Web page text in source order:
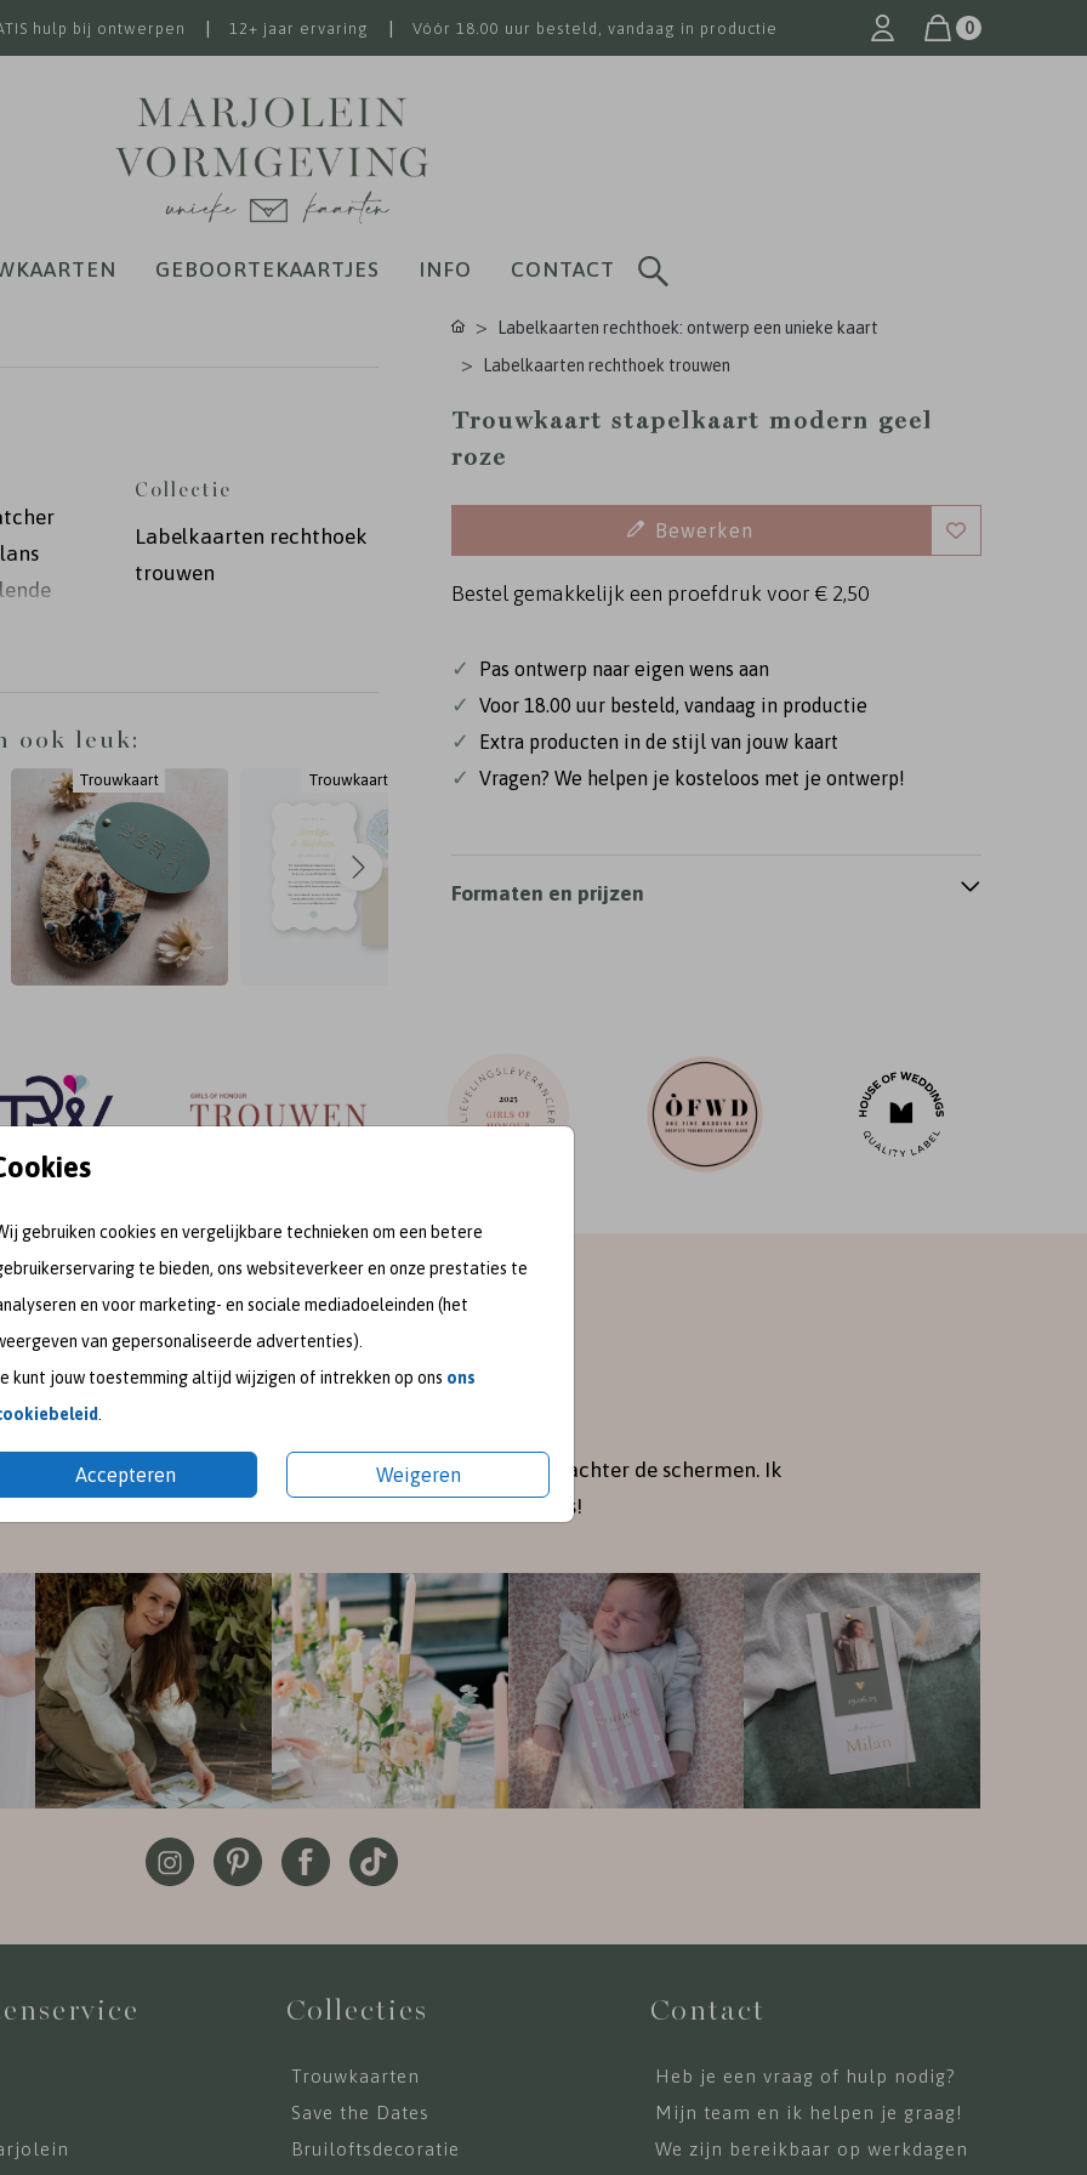
hulp bij ontwerpen 12+ jaar ervaring Vóór 18.00 uur besteld, vandaag in productie 0
GEBOORTEKAARTJES INFO CONTACT
gebruiken cookies en vergelijkbare technieken om een betere
te bieden, ons websiteverkeer en onze prestaties te
en voor marketing- en sociale mediadoeleinden (het
van gepersonaliseerde advertenties).
kunt jouw toestemming altijd wijzigen of intrekken op ons ons
Accepteren Weigeren
Collectie
Labelkaarten rechthoek
trouwen
ook leuk:
Trouwkaart Trouwkaart Trouwkaart Trouwkaart
Labelkaarten rechthoek: ontwerp een unieke kaart
Labelkaarten rechthoek trouwen
Trouwkaart stapelkaart modern geel
roze
Bewerken
Bestel gemakkelijk een proefdruk voor € 2,50
✓ Pas ontwerp naar eigen wens aan
✓ Voor 18.00 uur besteld, vandaag in productie
✓ Extra producten in de stijl van jouw kaart
✓ Vragen? We helpen je kosteloos met je ontwerp!
Formaten en prijzen
meet me on
SOCIAL MEDIA
Pinterestvoor de nieuwste ontwerpen en een kijkje achter de schermen. Ik
je graag met mooie trouwkaarten en geboortekaartjes!
Collecties
Trouwkaarten
Save the Dates
Bruiloftsdecoratie
Contact
Heb je een vraag of hulp nodig?
Mijn team en ik helpen je graag!
We zijn bereikbaar op werkdagen